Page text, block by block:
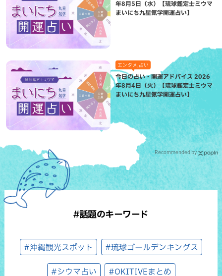
年8月5日（水）【琉球鑑定士ミウマ
まいにち九星気学開運占い】
エンタメ,占い
今日の占い・開運アドバイス 2026
年8月4日（火）【琉球鑑定士ミウマ
まいにち九星気学開運占い】
Recommended by
#話題のキーワード
#沖縄観光スポット #琉球ゴールデンキングス
#シウマ占い #OKITIVEまとめ